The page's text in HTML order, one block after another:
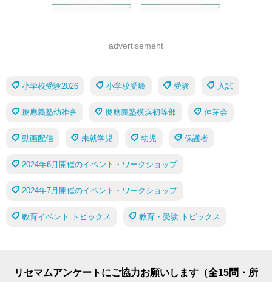
advertisement
小学校受験2026 小学校受験 受験 入試
慶應義塾幼稚舎 慶應義塾横浜初等部 伸芽会
動画配信 未就学児 幼児 保護者
2024年6月開催のイベント・ワークショップ
2024年7月開催のイベント・ワークショップ
教育イベント トピックス 教育・受験 トピックス
リセマムアンケートにご協力お願いします（全15問・所